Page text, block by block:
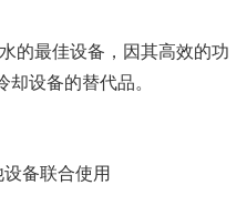
的最佳设备，因其高效的功
设备的替代品。
备联合使用